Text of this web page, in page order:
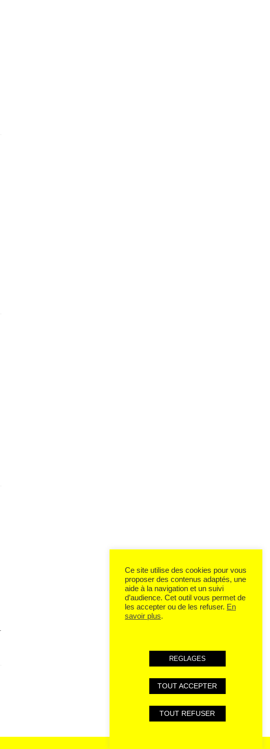
Ce site utilise des cookies pour vous
proposer des contenus adaptés, une
aide à la navigation et un suivi
d’audience. Cet outil vous permet de
les accepter ou de les refuser. En
savoir plus.
REGLAGES
TOUT ACCEPTER
TOUT REFUSER